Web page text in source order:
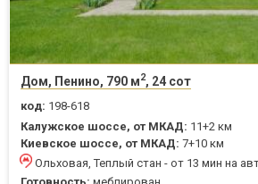
Дом, Пенино, 790 м2, 24 сот
код: 198-618
Калужское шоссе, от МКАД: 11+2 км
Киевское шоссе, от МКАД: 7+10 км
Ольховая, Теплый стан - от 13 мин на